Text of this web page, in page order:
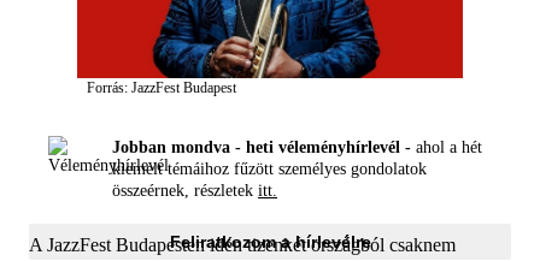
Forrás: JazzFest Budapest
Jobban mondva - heti véleményhírlevél - ahol a hét
kiemelt témáihoz fűzött személyes gondolatok
összeérnek, részletek itt.
Feliratkozom a hírlevélre
A JazzFest Budapesten idén tizenkét országból csaknem